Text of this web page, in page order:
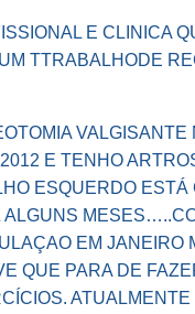
E CLINICA
UM TTRABALHODE
VALGISANTE
E TENHO
ESQUERDO ESTÁ
ALGUNS
EM JANEIRO
QUE PARA DE
ATUALMENTE